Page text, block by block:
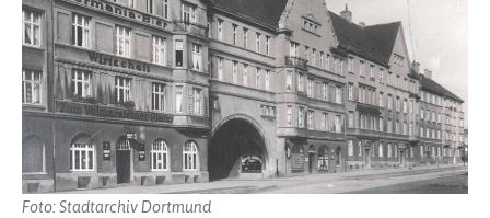
Foto: Stadtarchiv Dortmund